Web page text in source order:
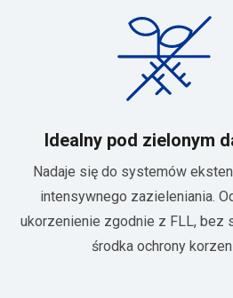
Idealny pod zielonym
Nadaje się do systemów
intensywnego zazieleniania.
ukorzenienie zgodnie z FLL, bez
środka ochrony